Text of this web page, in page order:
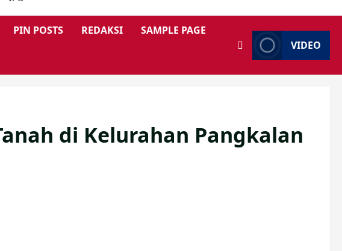
PIN POSTS REDAKSI SAMPLE PAGE
VIDEO
di Kelurahan Pangkalan